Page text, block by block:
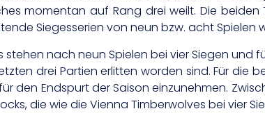
momentan auf Rang drei weilt. Die
Siegesserien von neun bzw. acht Spielen
stehen nach neun Spielen bei vier Siegen
drei Partien erlitten worden sind. Für die
den Endspurt der Saison einzunehmen.
die wie die Vienna Timberwolves bei vier